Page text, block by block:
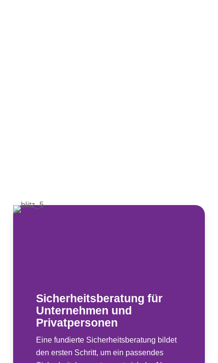
Sicherheitsberatung für
Unternehmen und
Privatpersonen
Eine fundierte Sicherheitsberatung bildet
den ersten Schritt, um ein passendes